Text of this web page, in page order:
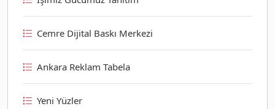
Cemre Dijital Baskı Merkezi
Ankara Reklam Tabela
Yeni Yüzler